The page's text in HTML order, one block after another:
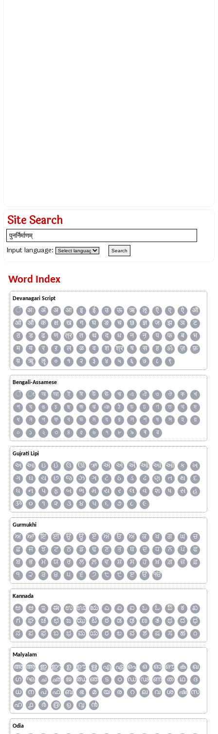
Site Search
Input language:
Word Index
Devanagari Script
ँ अः अं अ आ इ ई उ ऊ ऋ ऌ ऍ ए ऐ
ऑ
ओ
औ क क्ष ख ग घ ङ च छ ज्ञ ज झ ञ
ट
ठ
ड ढ ण त्र त थ द ध न ऩ प फ ब
भ
म
य र ऱ ल ळ व श श्र ष स ह ॐ ज़
फ़
य़
ॠ ॡ ० १ २ ३ ४ ५ ६ ७ ८ ९
Bengali-Assamese
ঁ ং অ আ ই ঈ উ ঊ ঋ এ ঐ ও ঔ ক
খ
গ
ঘ ঙ চ ছ জ ঝ ঞ ঠ ড ঢ ণ ত থ
দ
ধ
ন প ফ ব ভ ম য র ল শ ষ স হ
য়
০
১ ২ ৩ ৪ ৫ ৬ ৭ ৮ ৯ ৰ ৱ
Gujrati Lipi
અ આ ઇ ઈ ઉ ઊ ઋ ઍ એ ઐ ઑ ઓ ઔ ક
ખ
ગ
ઘ ચ છ જ ઝ ઞ ટ ઠ ડ ઢ ણ ત થ
દ
ધ
ન પ ફ બ ભ મ ય ર લ વ શ ષ સ
હ
ૐ
૦ ૧ ૨ ૩ ૪ ૫ ૬ ૭ ૮ ૯
Gurmukhi
ਅ ਆ ਇ ਈ ਉ ਊ ਏ ਐ ਓ ਔ ਕ ਖ ਗ ਘ
ਚ
ਛ
ਜ ਝ ਟ ਠ ਡ ਢ ਣ ਤ ਥ ਦ ਧ ਨ ਪ
ਫ
ਬ
ਭ ਮ ਯ ਰ ਲ ਲ਼ ਵ ਸ਼ ਸ ਹ ਖ਼ ਗ਼ ਜ਼
ਫ਼
੧
੨ ੩ ੪ ੫ ੬ ੭ ੮ ੯ ੲ ੳ ੴ
Kannada
ಅ ಆ ಇ ಈ ಉ ಊ ಋ ಎ ಏ ಐ ಒ ಓ ಔ ಕ
ಖ
ಗ
ಘ ಚ ಛ ಜ ಝ ಟ ಠ ಡ ಢ ಣ ತ ಥ ದ
ಧ
ನ
ಪ ಫ ಬ ಭ ಮ ಯ ರ ಲ ವ ಶ ಷ ಸ ಹ ೧
Malyalam
അ ആ ഇ ഈ ഉ ഊ ഋ എ ഏ ഐ ഒ ഓ ഔ ക
ഖ
ഗ
ഘ ച ഛ ജ ഝ ഞ ട ഠ ഡ ഢ ണ ത ഥ
ദ
ധ
ന പ ഫ ബ ഭ മ യ ര റ ല വ ശ ഷ
സ
ഹ
൧ ൪ ൫ ൭ ൮ ൯
Odia